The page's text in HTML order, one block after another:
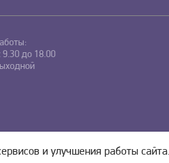
до 18.00
и улучшения работы